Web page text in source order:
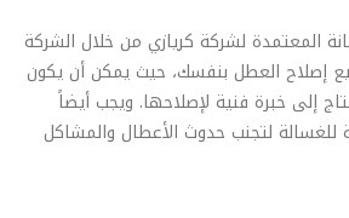
المعتمدة لشركة كريازي من خلال الشركة
إصلاح العطل بنفسك، حيث يمكن أن يكون
إلى خبرة فنية لإصلاحها. ويجب أيضاً
للغسالة لتجنب حدوث الأعطال والمشاكل